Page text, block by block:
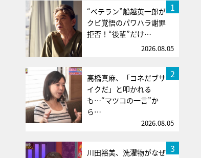
1
“ベテラン”船越英一郎が
クビ覚悟のパワハラ謝罪
拒否！“後輩”だけ…
2026.08.05
2
高橋真麻、「コネだブサ
イクだ」と叩かれる
も…“マツコの一言”か
ら…
2026.08.05
3
川田裕美、洗濯物がなぜ